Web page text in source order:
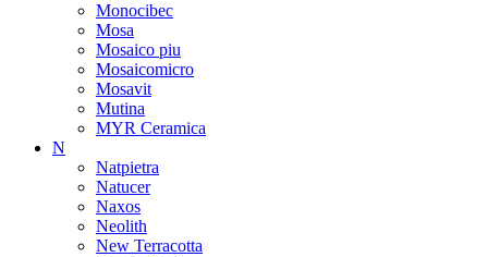
Monocibec
Mosa
Mosaico piu
Mosaicomicro
Mosavit
Mutina
MYR Ceramica
N
Natpietra
Natucer
Naxos
Neolith
New Terracotta